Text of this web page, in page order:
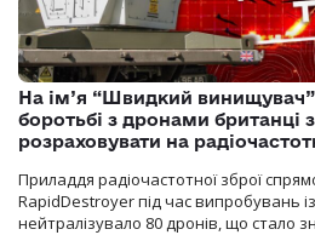
На ім’я “Швидкий
боротьбі з дронами британці
розраховувати на
Приладдя радіочастотної зброї
RapidDestroyer під час випробувань
нейтралізувало 80 дронів, що стало